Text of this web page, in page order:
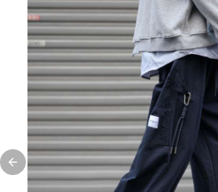
Previous slide